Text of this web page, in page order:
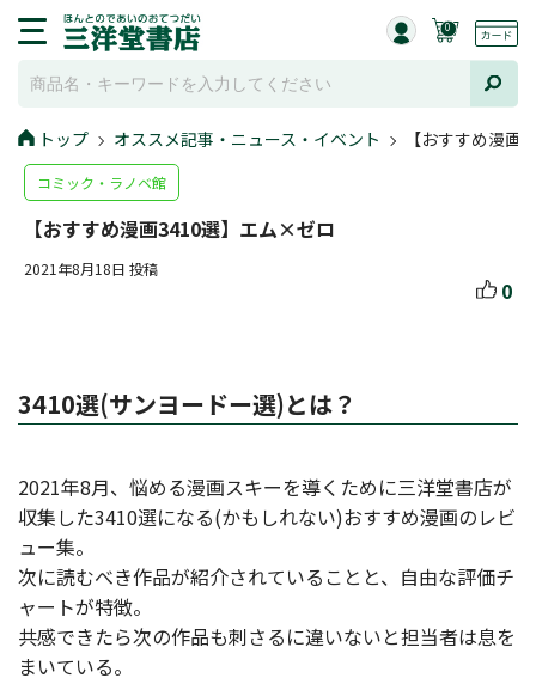
0
トップ オススメ記事・ニュース・イベント 【おすすめ漫
コミック・ラノベ館
【おすすめ漫画3410選】エム×ゼロ
2021年8月18日 投稿
0
3410選(サンヨードー選)とは？
2021年8月、悩める漫画スキーを導くために三洋堂書店が
収集した3410選になる(かもしれない)おすすめ漫画のレビ
ュー集。
次に読むべき作品が紹介されていることと、自由な評価チ
ャートが特徴。
共感できたら次の作品も刺さるに違いないと担当者は息を
まいている。